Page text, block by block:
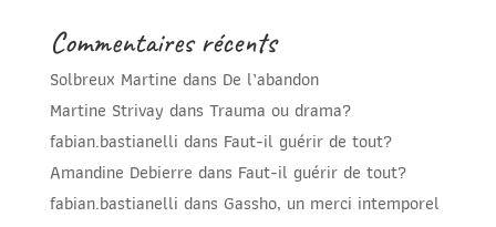
Commentaires récents
Solbreux Martine dans De l’abandon
Martine Strivay dans Trauma ou drama?
fabian.bastianelli dans Faut-il guérir de tout?
Amandine Debierre dans Faut-il guérir de tout?
fabian.bastianelli dans Gassho, un merci intemporel